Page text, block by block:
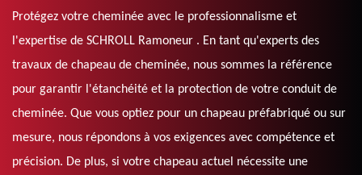
Protégez votre cheminée avec le professionnalisme et
l'expertise de SCHROLL Ramoneur . En tant qu'experts des
travaux de chapeau de cheminée, nous sommes la référence
pour garantir l'étanchéité et la protection de votre conduit de
cheminée. Que vous optiez pour un chapeau préfabriqué ou sur
mesure, nous répondons à vos exigences avec compétence et
précision. De plus, si votre chapeau actuel nécessite une